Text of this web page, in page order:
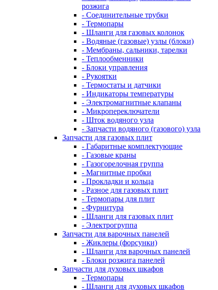
розжига
- Соединительные трубки
- Термопары
- Шланги для газовых колонок
- Водяные (газовые) узлы (блоки)
- Мембраны, сальники, тарелки
- Теплообменники
- Блоки управления
- Рукоятки
- Термостаты и датчики
- Индикаторы температуры
- Электромагнитные клапаны
- Микропереключатели
- Шток водяного узла
- Запчасти водяного (газового) узла
Запчасти для газовых плит
- Габаритные комплектующие
- Газовые краны
- Газогорелочная группа
- Магнитные пробки
- Прокладки и кольца
- Разное для газовых плит
- Термопары для плит
- Фурнитура
- Шланги для газовых плит
- Электрогруппа
Запчасти для варочных панелей
- Жиклеры (форсунки)
- Шланги для варочных панелей
- Блоки розжига панелей
Запчасти для духовых шкафов
- Термопары
- Шланги для духовых шкафов